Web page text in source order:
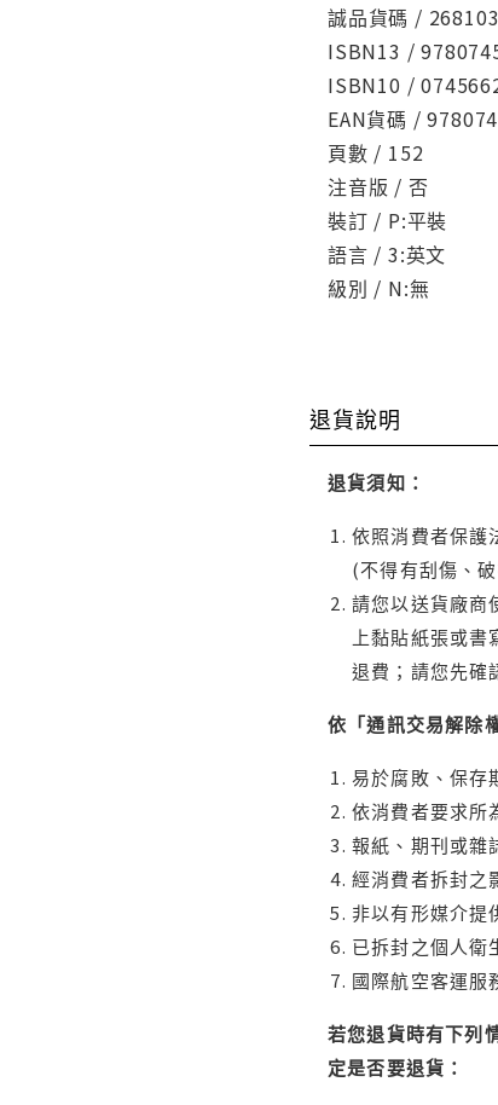
誠品貨碼 /
ISBN13 /
ISBN10 /
EAN貨碼 /
頁數 / 152
注音版 / 否
裝訂 / P:平裝
語言 / 3:英文
級別 / N:無
退貨說明
退貨須知：
依照消費者保護
(不得有刮傷、
請您以送貨廠商
上黏貼紙張或
退費；請您先確
依「通訊交易解除
易於腐敗、保存
依消費者要求所
報紙、期刊或雜
經消費者拆封之
非以有形媒介提
已拆封之個人衛
國際航空客運服
若您退貨時有下列
定是否要退貨：